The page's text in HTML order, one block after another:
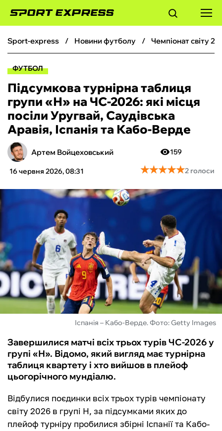
ФУТБОЛ
БОКС
ХОКЕЙ
ТЕНІС
КІБЕРСПОРТ
ФУТЗАЛ
ІНШІ
БУКМЕКЕРИ
sport-express новини футболу чемпіонат світу
ФУТБОЛ
Підсумкова турнірна таблиця
групи «Н» на ЧС-2026: які місця
посіли Уругвай, Саудівська
Аравія, Іспанія та Кабо-Верде
Артем Войцеховський
16 червня 2026, 08:31
159
★★★★★
★★★★★2 голоси
Іспанія – Кабо-Верде. Фото: Getty Images
Завершилися матчі всіх трьох турів ЧС-2026 у
групі «Н». Відомо, який вигляд має турнірна
таблиця квартету і хто вийшов в плейоф
цьогорічного мундіалю.
Відбулися поєдинки всіх трьох турів чемпіонату
світу 2026 в групі Н, за підсумками яких до
плейоф турніру пробилися збірні Іспанії та Кабо-